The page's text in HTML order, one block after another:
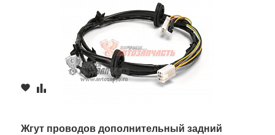
Жгут проводов дополнительный задний